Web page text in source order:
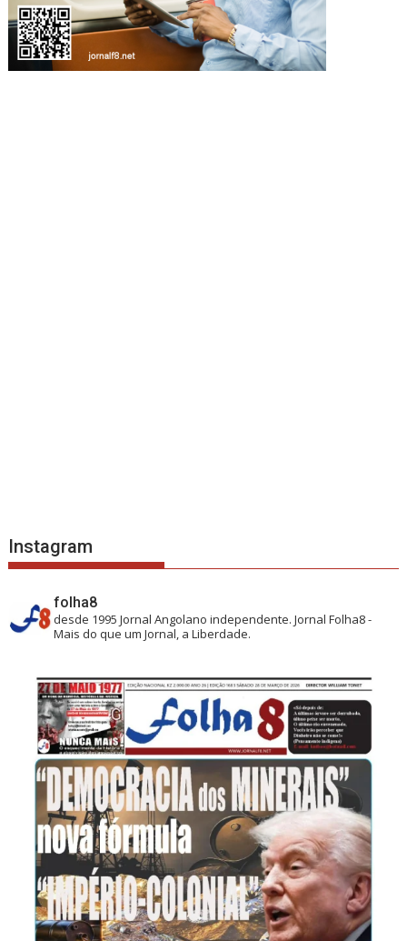
Instagram
folha8
desde 1995 Jornal Angolano independente.Jornal Folha8 -
Mais do que um Jornal, a Liberdade.